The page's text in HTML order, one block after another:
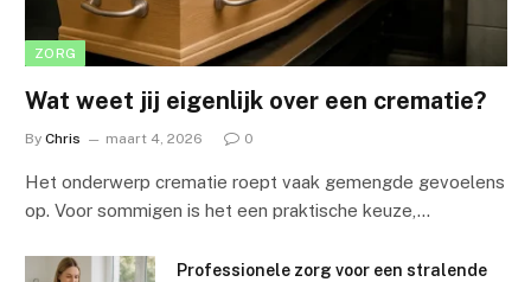
ZORG
Wat weet jij eigenlijk over een crematie?
By Chris maart 4, 2026 0
Het onderwerp crematie roept vaak gemengde gevoelens
op. Voor sommigen is het een praktische keuze,…
Professionele zorg voor een stralende